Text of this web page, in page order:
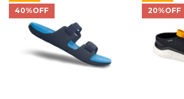
40%OFF
20%OFF